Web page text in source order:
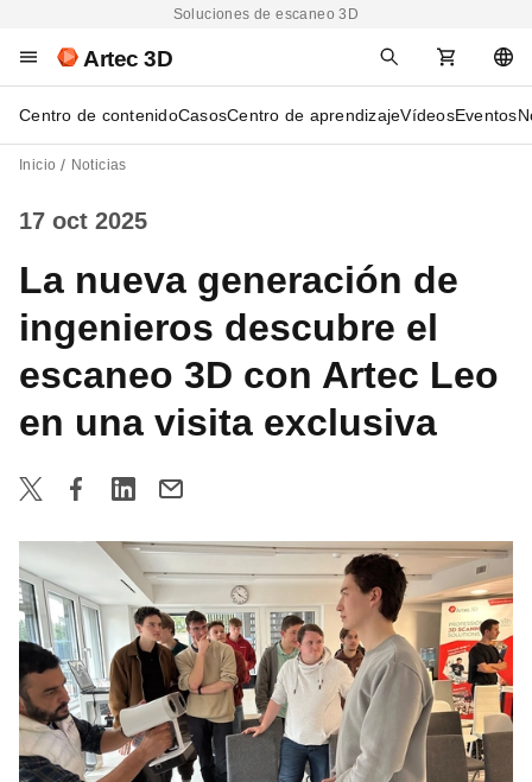
Soluciones de escaneo 3D
Artec 3D
Centro de contenidoCasosCentro de aprendizajeVídeosEventos
Inicio Noticias
17 oct 2025
La nueva generación de
ingenieros descubre el
escaneo 3D con Artec Leo
en una visita exclusiva